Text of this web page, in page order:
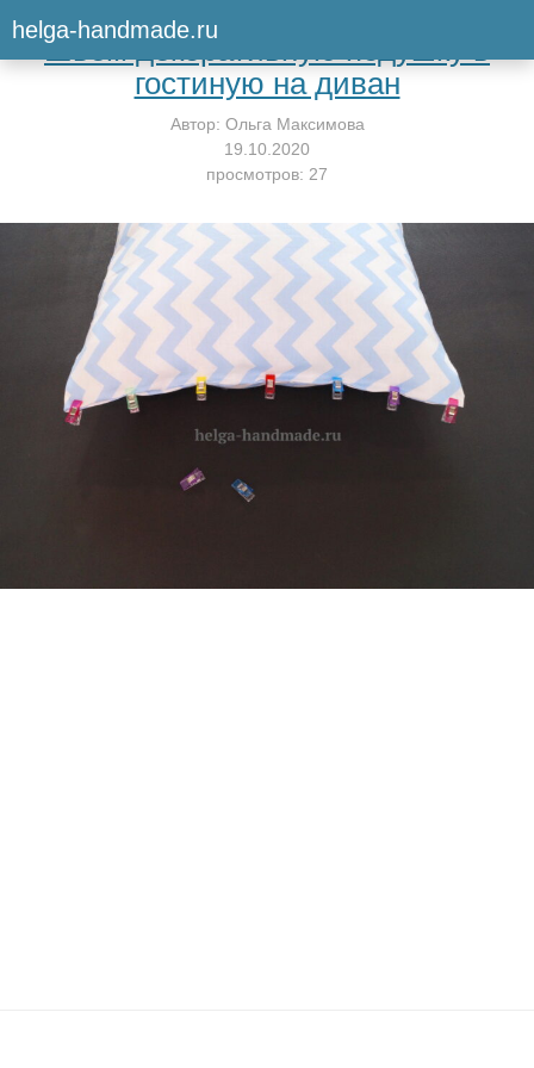
helga-handmade.ruВернуться к мастер-классу
Шьём декоративную подушку в
гостиную на диван
Автор: Ольга Максимова
19.10.2020
просмотров: 27